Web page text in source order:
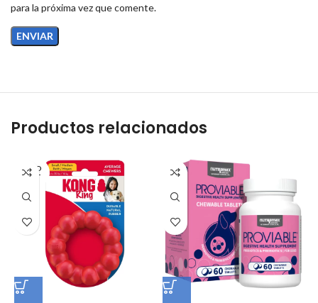
para la próxima vez que comente.
Productos relacionados
SOLD
OUT